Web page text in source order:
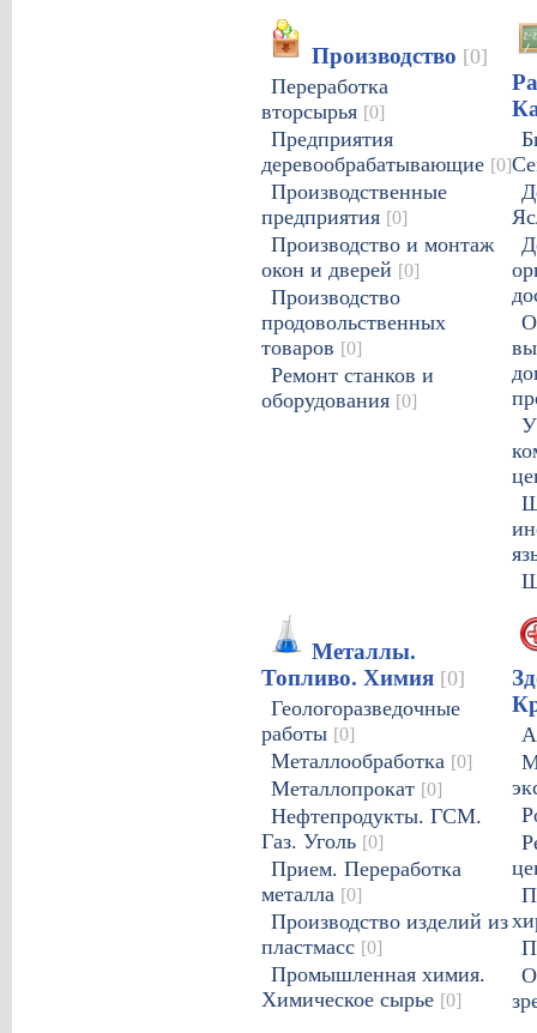
Производство [0]
Переработка
вторсырья [0]
Предприятия
деревообрабатывающие [0]
Производственные
предприятия [0]
Производство и монтаж
окон и дверей [0]
Производство
продовольственных
товаров [0]
Ремонт станков и
оборудования [0]
Металлы.
Топливо. Химия [0]
Геологоразведочные
работы [0]
Металлообработка [0]
Металлопрокат [0]
Нефтепродукты. ГСМ.
Газ. Уголь [0]
Прием. Переработка
металла [0]
Производство изделий из
пластмасс [0]
Промышленная химия.
Химическое сырье [0]